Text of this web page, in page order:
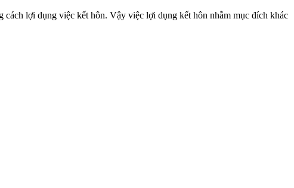
lợi dụng việc kết hôn. Vậy việc lợi dụng kết hôn nhằm mục đích khác